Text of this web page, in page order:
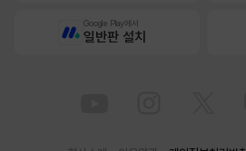
Google Play에서
일반판 설치